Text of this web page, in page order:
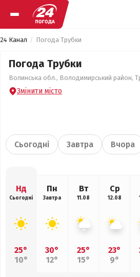
24 Канал Погода Трубки
Погода Трубки
Волинська обл., Володимирський район,
Змінити місто
Сьогодні Завтра Вчора
Нд
Сьогодні
25°
10°
Пн
Завтра
30°
12°
Вт
11.08
25°
15°
Ср
12.08
23°
9°